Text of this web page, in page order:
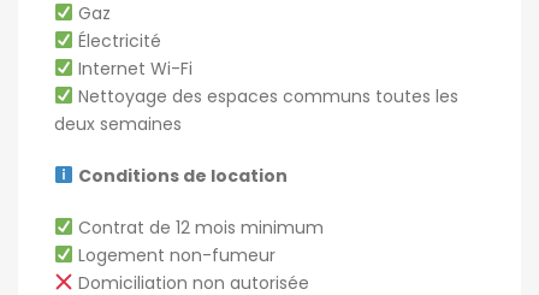
Gaz
Électricité
Internet Wi-Fi
Nettoyage des espaces communs toutes les
deux semaines
Conditions de location
Contrat de 12 mois minimum
Logement non-fumeur
Domiciliation non autorisée